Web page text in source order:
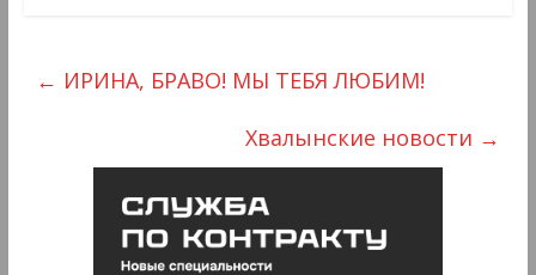
← ИРИНА, БРАВО! МЫ ТЕБЯ ЛЮБИМ!
Хвалынские новости →